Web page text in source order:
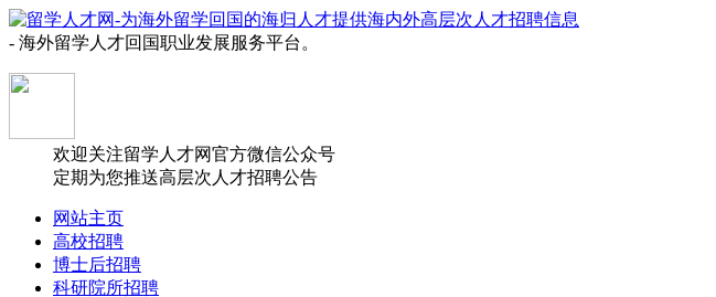
- 海外留学人才回国职业发展服务平台。
欢迎关注留学人才网官方微信公众号
定期为您推送高层次人才招聘公告
网站主页
高校招聘
博士后招聘
科研院所招聘